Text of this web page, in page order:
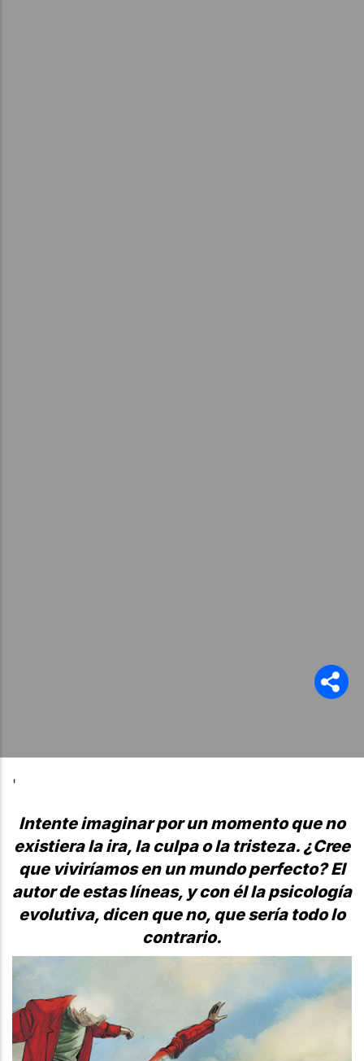
'
Intente imaginar por un momento que no
existiera la ira, la culpa o la tristeza. ¿Cree
que viviríamos en un mundo perfecto? El
autor de estas líneas, y con él la psicología
evolutiva, dicen que no, que sería todo lo
contrario.